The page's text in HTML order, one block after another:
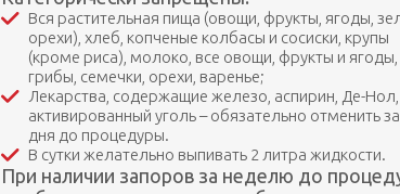
Вся растительная пища (овощи, фрукты, ягоды,
орехи), хлеб, копченые колбасы и сосиски, крупы
(кроме риса), молоко, все овощи, фрукты и ягоды,
грибы, семечки, орехи, варенье;
Лекарства, содержащие железо, аспирин, Де-Нол,
активированный уголь – обязательно отменить
дня до процедуры.
В сутки желательно выпивать 2 литра жидкости.
При наличии запоров за неделю до